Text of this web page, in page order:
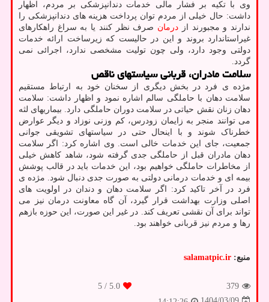
وی با تکیه بر فشار مالی خدمات دندانپزشکی بر مردم، اظهار
داشت: حال خیلی از مردم توان پرداخت هزینه های دندانپزشکی را
ندارند و مجبورند از درمان صرف نظر کنند یا به سراغ راهکارهای
غیراستاندارد بروند و این در حالیست که زیرساخت ارائه خدمات
دولتی وجود دارد، ولی چون تولیت مشخصی ندارد، اجرائی نمی
گردد.
سلامت مادران، قربانی سیاستهای ناقص
مژده ی فرد در بخش دیگری از سخنان خود به ارتباط مستقیم
سلامت دهان با حاملگی سالم اشاره نمود و اظهار داشت: سلامت
دهان زنان نقش حیاتی در سلامت دوران حاملگی دارد. بیماریهای لثه
می توانند منجر به زایمان زودرس، کم وزنی نوزاد و دیگر عوارض
خطرناک شوند و با اینحال حتی در سیاستهای تشویقی جوانی
جمعیت، جای این خدمات خالی است. وی اشاره کرد: اگر سلامت
دهان مادران قبل از حاملگی جدی گرفته شود، شاهد کاهش خیلی
از مخاطرات حاملگی خواهیم بود، این خدمات باید در قالب پوشش
بیمه ای و خدمات درمانی دولتی به صورت جدی دنبال شود. مژده ی
فرد در آخر تاکید کرد: اگر سلامت دهان و دندان در اولویت های
اصلی وزارت بهداشت قرار گیرد، آن گاه معاونت درمان نیز می
تواند برای آن نقشی تعریف کند. در غیر این صورت، این حوزه بازهم
رها و مردم نیز قربانی خواهند بود.
منبع: salamatpic.ir
379
5.0
/ 5